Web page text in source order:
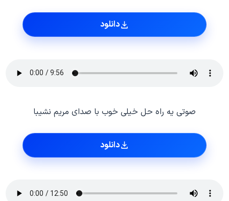
دانلود
صوتی یه راه حل خیلی خوب با صدای مریم نشیبا
دانلود